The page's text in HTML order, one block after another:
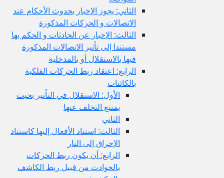
الثاني: يجوز الإخبار بحدوث الأحكام عند
الاتصالات و الحركات المذكورة
الثالث: الإخبار عن الحادثات و الحكم بها
مستندا إلى تأثير الاتصالات المذكورة
فيها بالاستقلال أو بالمدخلية
الرابع: اعتقاد ربط الحركات الفلكية
بالكائنات
الأول: الاستقلال في التأثير بحيث
يمتنع التخلف عنها
الثاني
الثالث: استناد الأفعال إليها كاستناد
الإحراق إلى النار
الرابع: أن يكون ربط الحركات
بالحوادث من قبيل ربط الكاشف